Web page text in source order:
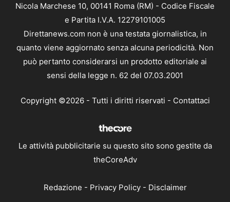
Nicola Marchese 10, 00141 Roma (RM) - Codice Fiscale
e Partita I.V.A. 12279101005
Direttanews.com non è una testata giornalistica, in
quanto viene aggiornato senza alcuna periodicità. Non
può pertanto considerarsi un prodotto editoriale ai
sensi della legge n. 62 del 07.03.2001
Copyright ©2026 - Tutti i diritti riservati - Contattaci
Le attività pubblicitarie su questo sito sono gestite da
theCoreAdv
Redazione - Privacy Policy- Disclaimer